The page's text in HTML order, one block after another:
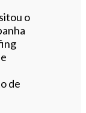
o
de